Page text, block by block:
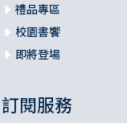
禮品專區
校園書饗
即將登場
訂閱服務